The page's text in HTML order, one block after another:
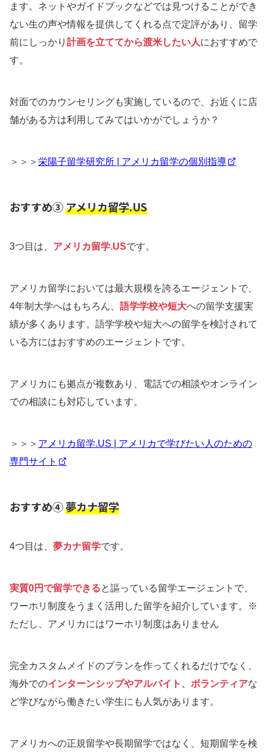
ます。ネットやガイドブックなどでは見つけることができ
ない生の声や情報を提供してくれる点で定評があり、留学
前にしっかり 計画を立ててから渡米したい人におすすめで
す。
対面でのカウンセリングも実施しているので、お近くに店
舗がある方は利用してみてはいかがでしょうか？
＞＞＞ 栄陽子留学研究所 | アメリカ留学の個別指導
おすすめ③アメリカ留学.US
3つ目は、 アメリカ留学.USです。
アメリカ留学においては最大規模を誇るエージェントで、
4年制大学へはもちろん、 語学学校や短大への留学支援実
績が多くあります。語学学校や短大への留学を検討されて
いる方にはおすすめのエージェントです。
アメリカにも拠点が複数あり、電話での相談やオンライン
での相談にも対応しています。
＞＞＞ アメリカ留学.US | アメリカで学びたい人のための
専門サイト
おすすめ④夢カナ留学
4つ目は、 夢カナ留学です。
実質0円で留学できると謳っている留学エージェントで、
ワーホリ制度をうまく活用した留学を紹介しています。※
ただし、アメリカにはワーホリ制度はありません
完全カスタムメイドのプランを作ってくれるだけでなく、
海外でのインターンシップやアルバイト、ボランティアな
ど学びながら働きたい学生にも人気があります。
アメリカへの正規留学や長期留学ではなく、短期留学を検